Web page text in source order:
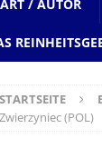
/ AUTOR
STARTSEITE
Zwierzyniec (POL)